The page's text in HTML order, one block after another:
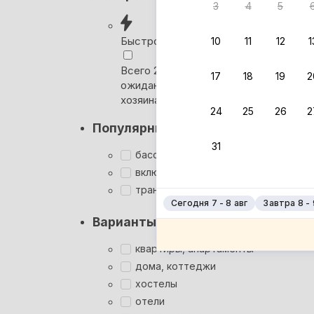
3 4 5
10 11 12
17 18 19
24 25 26
31
Сегодня 7 - 8 авг Завтра 8 -
Быстрое бронирование
Всего 2 минуты, без
ожидания ответа от
хозяина
Популярные фильтры
бассейн
включён завтрак
трансфер
Варианты размещения
квартиры, апартаменты
дома, коттеджи
хостелы
отели
Вернём
Кэшбэк